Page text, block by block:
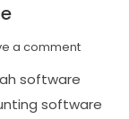
a comment
software
software